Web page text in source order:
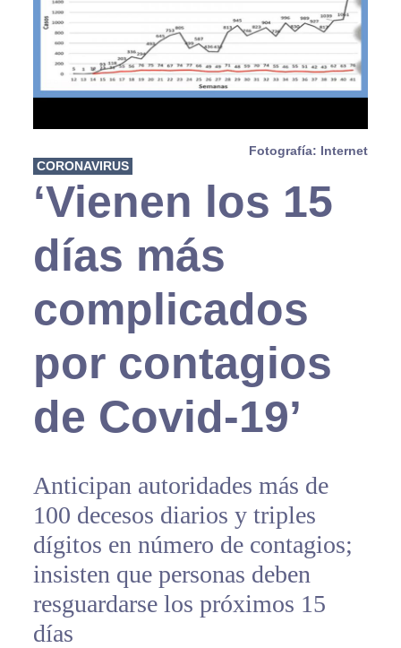
Fotografía: Internet
CORONAVIRUS
‘Vienen los 15
días más
complicados
por contagios
de Covid-19’
Anticipan autoridades más de
100 decesos diarios y triples
dígitos en número de contagios;
insisten que personas deben
resguardarse los próximos 15
días